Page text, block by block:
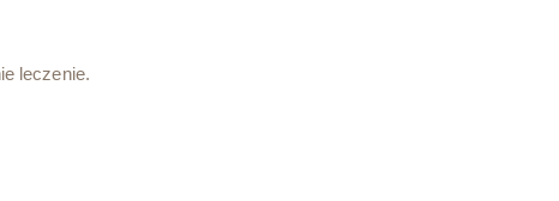
leczenie.